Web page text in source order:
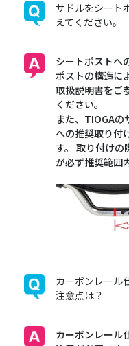
サドルをシート
えてください。
シートポストへ
ポストの構造に
取扱説明書をご
ください。
また、TIOGAの
への推奨取り付
す。 取り付けの
が必ず推奨範囲
カーボンレール
注意点は？
カーボンレール